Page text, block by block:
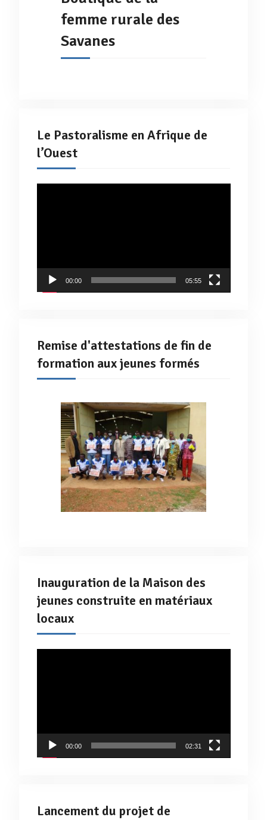
femme rurale des
Savanes
Le Pastoralisme en Afrique de
l’Ouest
00:00 05:55
Remise d'attestations de fin de
formation aux jeunes formés
Inauguration de la Maison des
jeunes construite en matériaux
locaux
00:00 02:31
Lancement du projet de